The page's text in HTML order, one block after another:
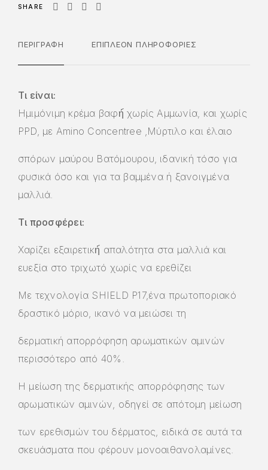
SHARE
ΠΕΡΙΓΡΑΦΉ ΕΠΙΠΛΈΟΝ ΠΛΗΡΟΦΟΡΊΕΣ
Τι είναι:
Ημιμόνιμη κρέμα βαφή́ χωρίς Αμμωνία, και χωρίς
PPD, με Amino Concentree ,Μύρτιλο και έλαιο
σπόρων μαύρου Βατόμουρου, ιδανική τόσο για
φυσικά όσο και για τα βαμμένα ή ξανοιγμένα
μαλλιά.
Τι προσφέρει:
Χαρίζει εξαιρετική́ απαλότητα στα μαλλιά και
ευεξία στο τριχωτό χωρίς να ερεθίζει
Με τεχνολογία SHIELD P17,ένα πρωτοποριακό
δραστικό μόριο, ικανό να μειώσει τη
δερματική απορρόφηση αρωματικών αμινών
περισσότερο από 40%.
Η μείωση της δερματικής απορρόφησης των
αρωματικών αμινών, οδηγεί σε απότομη μείωση
των ερεθισμών του δέρματος, ειδικά σε αυτά τα
σκευάσματα που φέρουν μονοαιθανολαμίνες.